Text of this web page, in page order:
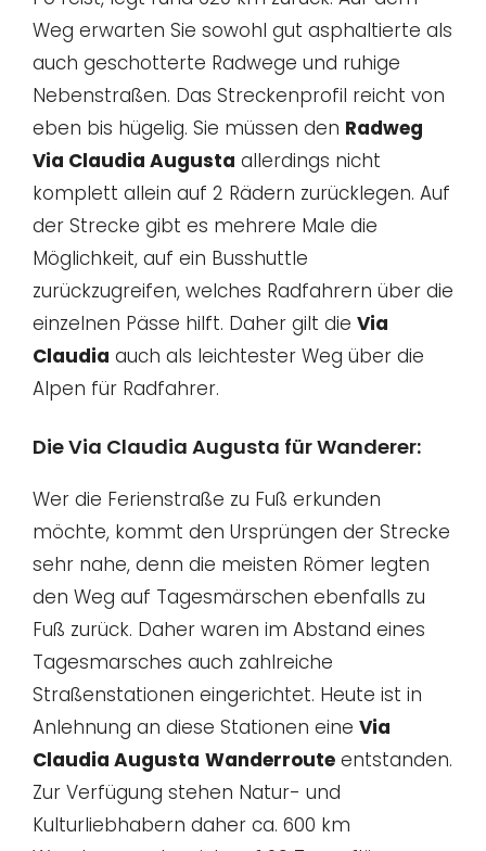
Weg erwarten Sie sowohl gut asphaltierte als
auch geschotterte Radwege und ruhige
Nebenstraßen. Das Streckenprofil reicht von
eben bis hügelig. Sie müssen den Radweg
Via Claudia Augusta allerdings nicht
komplett allein auf 2 Rädern zurücklegen. Auf
der Strecke gibt es mehrere Male die
Möglichkeit, auf ein Busshuttle
zurückzugreifen, welches Radfahrern über die
einzelnen Pässe hilft. Daher gilt die Via
Claudia auch als leichtester Weg über die
Alpen für Radfahrer.
Die Via Claudia Augusta für Wanderer:
Wer die Ferienstraße zu Fuß erkunden
möchte, kommt den Ursprüngen der Strecke
sehr nahe, denn die meisten Römer legten
den Weg auf Tagesmärschen ebenfalls zu
Fuß zurück. Daher waren im Abstand eines
Tagesmarsches auch zahlreiche
Straßenstationen eingerichtet. Heute ist in
Anlehnung an diese Stationen eine Via
Claudia Augusta Wanderroute entstanden.
Zur Verfügung stehen Natur- und
Kulturliebhabern daher ca. 600 km